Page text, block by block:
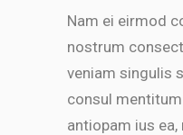
Nam ei eirmod
nostrum
veniam singulis
consul
antiopam ius